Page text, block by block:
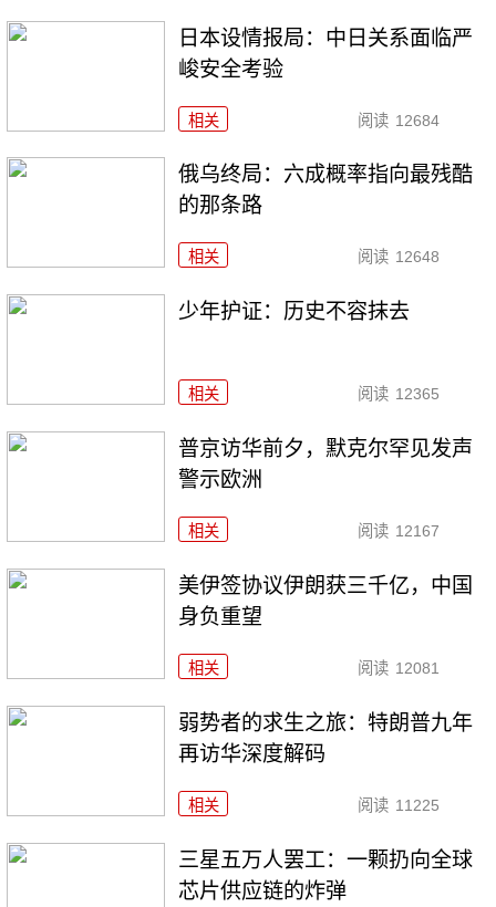
日本设情报局：中日关系面临严
峻安全考验
相关 阅读 12684
俄乌终局：六成概率指向最残酷
的那条路
相关 阅读 12648
少年护证：历史不容抹去
相关 阅读 12365
普京访华前夕，默克尔罕见发声
警示欧洲
相关 阅读 12167
美伊签协议伊朗获三千亿，中国
身负重望
相关 阅读 12081
弱势者的求生之旅：特朗普九年
再访华深度解码
相关 阅读 11225
三星五万人罢工：一颗扔向全球
芯片供应链的炸弹